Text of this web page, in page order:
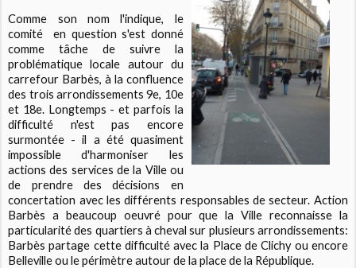
Comme son nom l'indique, le
comité en question s'est donné
comme tâche de suivre la
problématique locale autour du
carrefour Barbès, à la confluence
des trois arrondissements 9e, 10e
et 18e. Longtemps - et parfois la
difficulté n'est pas encore
surmontée - il a été quasiment
impossible d'harmoniser les
actions des services de la Ville ou
de prendre des décisions en
concertation avec les différents responsables de secteur. Action
Barbès a beaucoup oeuvré pour que la Ville reconnaisse la
particularité des quartiers à cheval sur plusieurs arrondissements:
Barbès partage cette difficulté avec la Place de Clichy ou encore
Belleville ou le périmètre autour de la place de la République.